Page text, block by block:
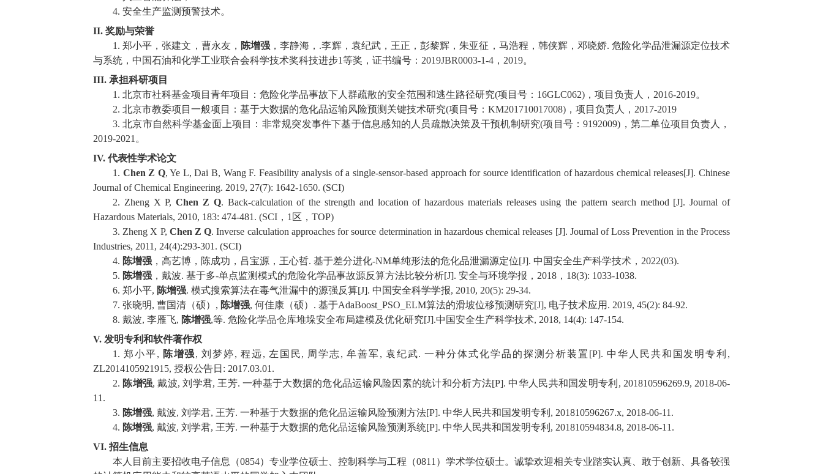
4. 安全生产监测预警技术。
II. 奖励与荣誉
1.郑小平，张建文，曹永友， 陈增强 ，李静海， .李辉，袁纪武，王正，彭黎辉，朱亚征，马浩程，韩侠辉，邓晓娇.危险化学品泄漏源定位技术
与系统，中国石油和化学工业联合会科学技术奖科技进步1等奖，证书编号： 2019JBR0003-1-4 ， 2019。
III. 承担科研项目
1. 北京市社科基金项目青年项目：危险化学品事故下人群疏散的安全范围和逃生路径研究(项目号： 16GLC062) ，项目负责人， 2016-2019。
2. 北京市教委项目一般项目：基于大数据的危化品运输风险预测关键技术研究(项目号： KM201710017008) ，项目负责人， 2017-2019
3.北京市自然科学基金面上项目：非常规突发事件下基于信息感知的人员疏散决策及干预机制研究(项目号：9192009) ，第二单位项目负责人，
2019-2021 。
IV. 代表性学术论文
1. Chen Z Q, Ye L, Dai B, Wang F. Feasibility analysis of a single-sensor-based approach for source identification of hazardous chemical releases[J]. Chinese
Journal of Chemical Engineering. 2019, 27(7): 1642-1650. (SCI)
2. Zheng X P,Chen Z Q. Back-calculation of the strength and location of hazardous materials releases using the pattern search method [J]. Journal of
Hazardous Materials, 2010, 183: 474-481. (SCI ， 1 区， TOP)
3. Zheng X P, Chen Z Q. Inverse calculation approaches for source determination in hazardous chemical releases [J]. Journal of Loss Prevention in the Process
Industries, 2011, 24(4):293-301. (SCI)
4. 陈增强 ，高艺博，陈成功，吕宝源，王心哲. 基于差分进化-NM单纯形法的危化品泄漏源定位[J]. 中国安全生产科学技术， 2022(03).
5. 陈增强 ，戴波. 基于多-单点监测模式的危险化学品事故源反算方法比较分析[J]. 安全与环境学报， 2018 ， 18(3): 1033-1038.
6. 郑小平, 陈增强. 模式搜索算法在毒气泄漏中的源强反算[J]. 中国安全科学学报, 2010, 20(5): 29-34.
7. 张晓明, 曹国清（硕） , 陈增强, 何佳康（硕） . 基于AdaBoost_PSO_ELM算法的滑坡位移预测研究[J], 电子技术应用 . 2019, 45(2): 84-92.
8. 戴波, 李雁飞, 陈增强,等. 危险化学品仓库堆垛安全布局建模及优化研究[J].中国安全生产科学技术, 2018, 14(4): 147-154.
V. 发明专利和软件著作权
1. 郑小平, 陈增强,刘梦婷, 程远, 左国民, 周学志,牟善军, 袁纪武.一种分体式化学品的探测分析装置 [P]. 中华人民共和国发明专利 ,
ZL2014105921915, 授权公告日 : 2017.03.01.
2. 陈增强,戴波,刘学君, 王芳.一种基于大数据的危化品运输风险因素的统计和分析方法[P]. 中华人民共和国发明专利 , 201810596269.9, 2018-06-
11.
3. 陈增强, 戴波, 刘学君, 王芳. 一种基于大数据的危化品运输风险预测方法[P]. 中华人民共和国发明专利 , 201810596267.x, 2018-06-11.
4. 陈增强, 戴波, 刘学君, 王芳. 一种基于大数据的危化品运输风险预测系统[P]. 中华人民共和国发明专利 , 201810594834.8, 2018-06-11.
VI. 招生信息
本人目前主要招收电子信息（0854）专业学位硕士、控制科学与工程（0811 ）学术学位硕士。诚挚欢迎相关专业踏实认真、敢于创新、具备较强